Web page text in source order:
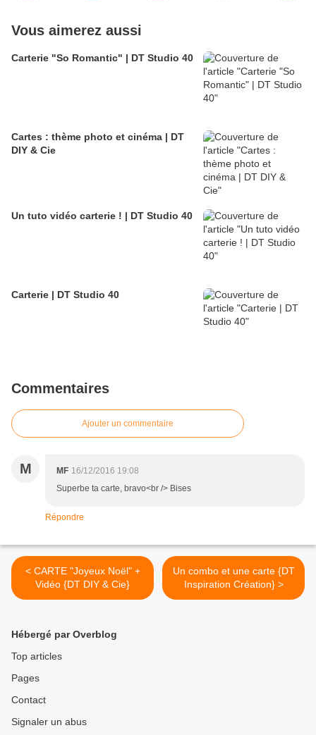
Vous aimerez aussi
Carterie "So Romantic" | DT Studio 40
Cartes : thème photo et cinéma | DT
DIY & Cie
Un tuto vidéo carterie ! | DT Studio 40
Carterie | DT Studio 40
Commentaires
Ajouter un commentaire
M MF 16/12/2016 19:08
Superbe ta carte, bravo<br /> Bises
Répondre
< CARTE "Joyeux Noël" +
Vidéo {DT DIY & Cie}
Un combo et une carte {DT
Inspiration Création} >
Hébergé par Overblog
Top articles
Pages
Contact
Signaler un abus